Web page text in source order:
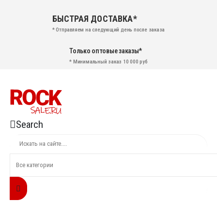
БЫСТРАЯ ДОСТАВКА*
* Отправляем на следующий день после заказа
Только оптовые заказы*
* Минимальный заказ 10 000 руб
Search